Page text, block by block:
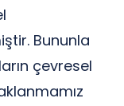
Bununla
çevresel